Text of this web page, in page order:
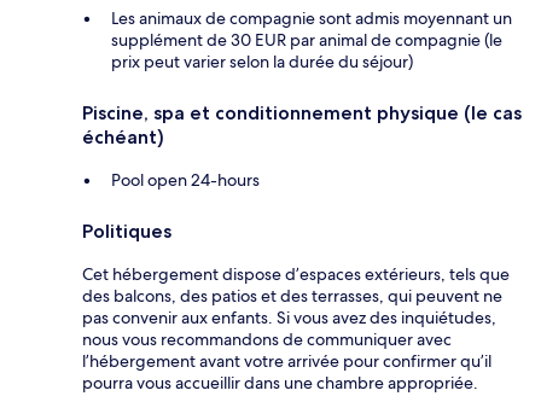
Les animaux de compagnie sont admis moyennant un
supplément de 30 EUR par animal de compagnie (le
prix peut varier selon la durée du séjour)
Piscine, spa et conditionnement physique (le cas
échéant)
Pool open 24-hours
Politiques
Cet hébergement dispose d’espaces extérieurs, tels que
des balcons, des patios et des terrasses, qui peuvent ne
pas convenir aux enfants. Si vous avez des inquiétudes,
nous vous recommandons de communiquer avec
l’hébergement avant votre arrivée pour confirmer qu’il
pourra vous accueillir dans une chambre appropriée.